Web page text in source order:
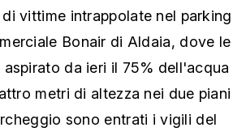
vittime intrappolate nel parking
Bonair di Aldaia, dove le
da ieri il 75% dell'acqua
metri di altezza nei due piani
sono entrati i vigili del